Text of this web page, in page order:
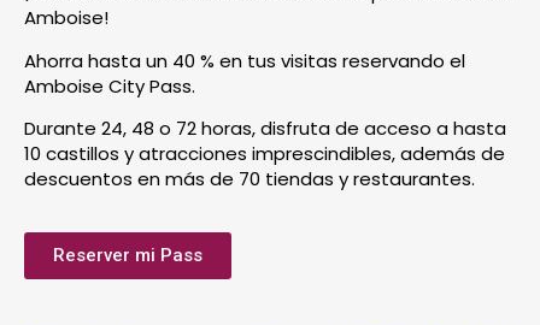
Amboise!
Ahorra hasta un 40 % en tus visitas reservando el
Amboise City Pass.
Durante 24, 48 o 72 horas, disfruta de acceso a hasta
10 castillos y atracciones imprescindibles, además de
descuentos en más de 70 tiendas y restaurantes.
Reserver mi Pass